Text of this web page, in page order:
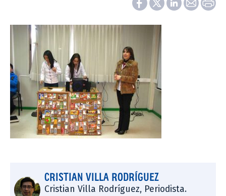
CRISTIAN VILLA RODRÍGUEZ
Cristian Villa Rodríguez, Periodista.